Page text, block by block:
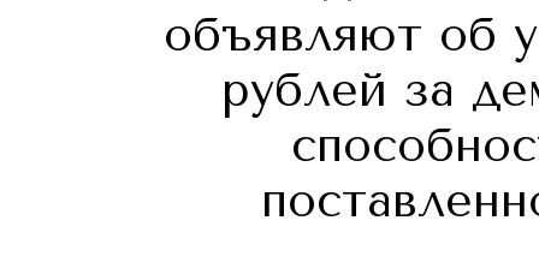
объявляют об
рублей за